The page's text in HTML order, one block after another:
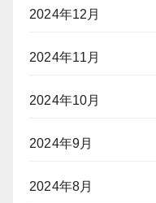
2024年12月
2024年11月
2024年10月
2024年9月
2024年8月